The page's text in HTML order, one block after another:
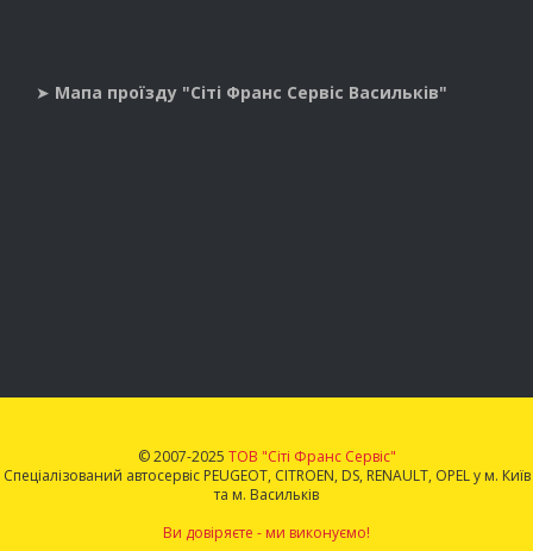
➤ Мапа проїзду "Сіті Франс Сервіс Васильків"
© 2007-2025 ТОВ "Сіті Франс Сервіс"
Спеціалізований автосервіс PEUGEOT, CITROEN, DS, RENAULT, OPEL у м. Київ
та м. Васильків
Ви довіряєте - ми виконуємо!